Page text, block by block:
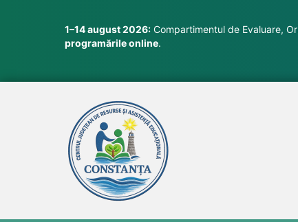
1–14 august 2026: Compartimentul de Evaluare,
programările online.